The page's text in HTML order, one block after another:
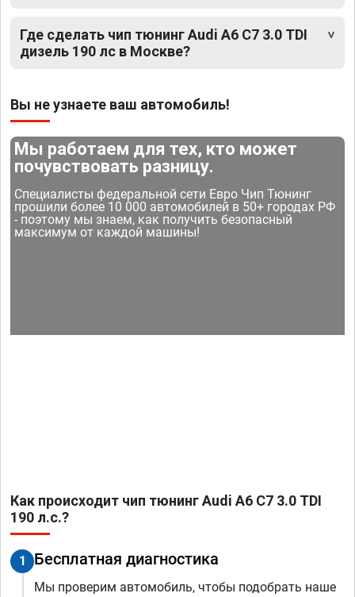
Где сделать чип тюнинг Audi A6 C7 3.0 TDI
дизель 190 лс в Москве?
Вы не узнаете ваш автомобиль!
Мы работаем для тех, кто может
почувствовать разницу.
Специалисты федеральной сети Евро Чип Тюнинг
прошили более 10 000 автомобилей в 50+ городах РФ
- поэтому мы знаем, как получить безопасный
максимум от каждой машины!
Как происходит чип тюнинг Audi A6 C7 3.0 TDI
190 л.с.?
1 Бесплатная диагностика
Мы проверим автомобиль, чтобы подобрать наше